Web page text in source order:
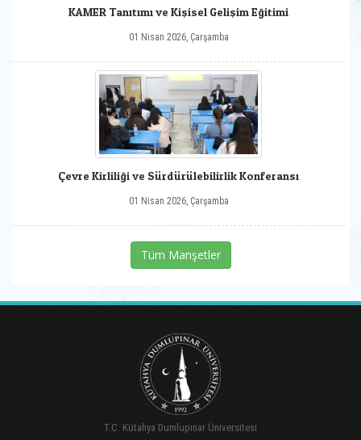
KAMER Tanıtımı ve Kişisel Gelişim Eğitimi
01 Nisan 2026, Çarşamba
Çevre Kirliliği ve Sürdürülebilirlik Konferansı
01 Nisan 2026, Çarşamba
Tüm Manşetler
T.C. Kütahya Dumlupınar Üniversitesi